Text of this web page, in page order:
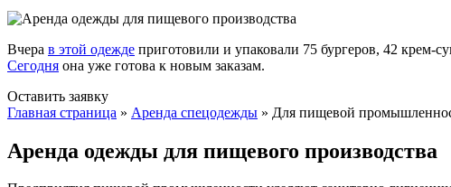
Вчера в этой одежде приготовили и упаковали 75 бургеров, 42 крем-
Сегодня она уже готова к новым заказам.
Оставить заявку
Главная страница » Аренда спецодежды » Для пищевой
Аренда одежды для пищевого производства